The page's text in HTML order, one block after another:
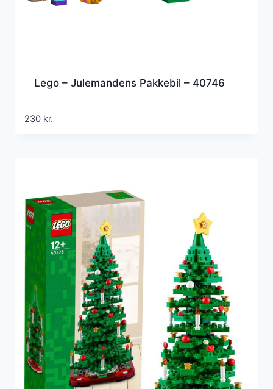
Lego – Julemandens Pakkebil – 40746
230 kr.